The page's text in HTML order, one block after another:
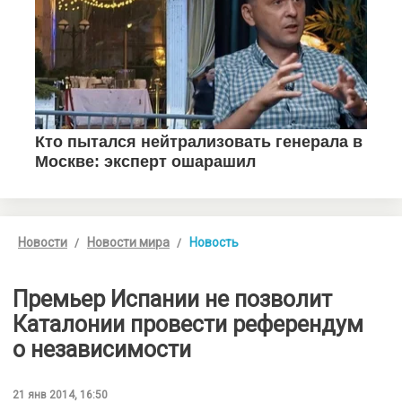
Новости Новости мира Новость
Премьер Испании не позволит
Каталонии провести референдум
о независимости
21 янв 2014, 16:50